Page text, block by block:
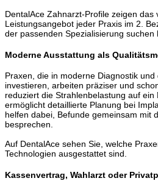
DentalAce Zahnarzt-Profile zeigen das
Leistungsangebot jeder Praxis im 2.
der passenden Spezialisierung suchen
Moderne Ausstattung als
Praxen, die in moderne Diagnostik und
investieren, arbeiten präziser und
reduziert die Strahlenbelastung auf ein
ermöglicht detaillierte Planung bei
helfen dabei, Befunde gemeinsam mit
besprechen.
Auf DentalAce sehen Sie, welche
Technologien ausgestattet sind.
Kassenvertrag, Wahlarzt oder